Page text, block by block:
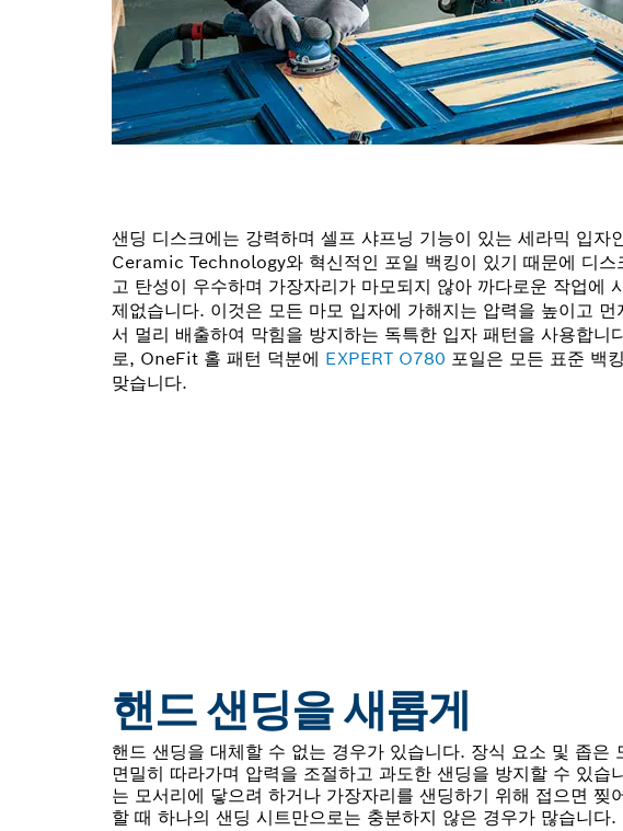
샌딩 디스크에는 강력하며 셀프 샤프닝 기능이 있는 세라믹 입자
Ceramic Technology와 혁신적인 포일 백킹이 있기 때문에 디스
고 탄성이 우수하며 가장자리가 마모되지 않아 까다로운 작업에
제없습니다. 이것은 모든 마모 입자에 가해지는 압력을 높이고 먼
서 멀리 배출하여 막힘을 방지하는 독특한 입자 패턴을 사용합니
로, OneFit 홀 패턴 덕분에 EXPERT O780 포일은 모든 표준 백
맞습니다.
핸드 샌딩을 새롭게
핸드 샌딩을 대체할 수 없는 경우가 있습니다. 장식 요소 및 좁
면밀히 따라가며 압력을 조절하고 과도한 샌딩을 방지할 수 있
는 모서리에 닿으려 하거나 가장자리를 샌딩하기 위해 접으면
할 때 하나의 샌딩 시트만으로는 충분하지 않은 경우가 많습니다.